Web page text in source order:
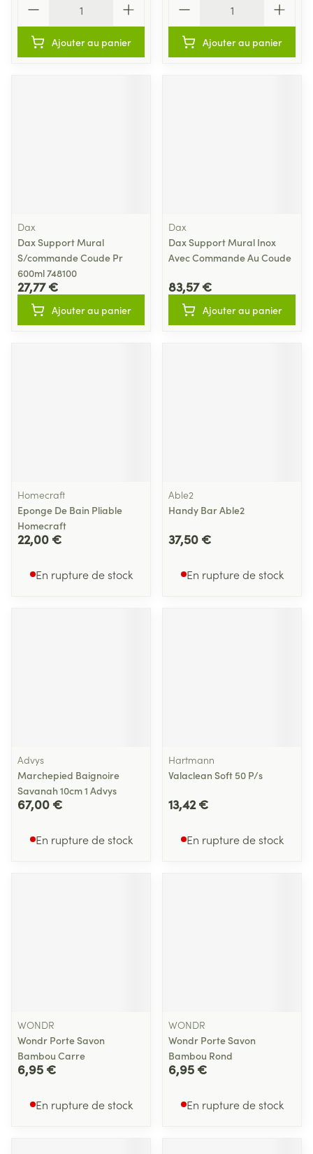
Ajouter au panier Ajouter au panier
Dax
Dax Support Mural
S/commande Coude Pr
600ml 748100
27,77 €
Ajouter au panier
Dax
Dax Support Mural Inox
Avec Commande Au Coude
83,57 €
Ajouter au panier
Homecraft
Eponge De Bain Pliable
Homecraft
22,00 €
En rupture de stock
Able2
Handy Bar Able2
37,50 €
En rupture de stock
Advys
Marchepied Baignoire
Savanah 10cm 1 Advys
67,00 €
En rupture de stock
Hartmann
Valaclean Soft 50 P/s
13,42 €
En rupture de stock
WONDR
Wondr Porte Savon
Bambou Carre
6,95 €
En rupture de stock
WONDR
Wondr Porte Savon
Bambou Rond
6,95 €
En rupture de stock